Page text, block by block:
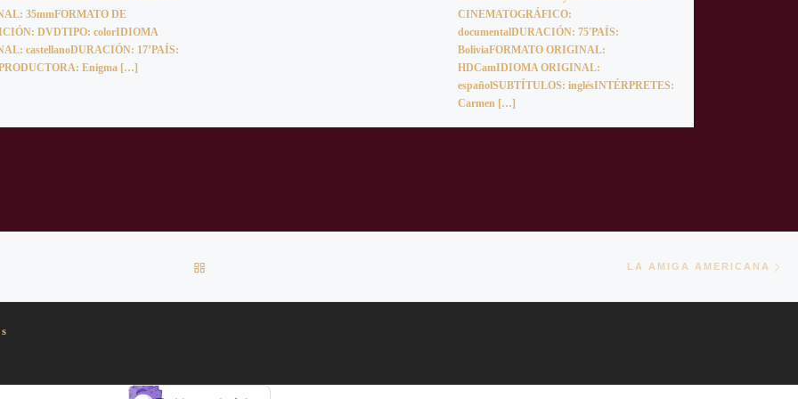
35mmFORMATO DE
DVDTIPO: colorIDIOMA
castellanoDURACIÓN: 17’PAÍS:
Enigma […]
CINEMATOGRÁFICO:
documentalDURACIÓN: 75′PAÍS:
BoliviaFORMATO ORIGINAL:
HDCamIDIOMA ORIGINAL:
españolSUBTÍTULOS: inglésINTÉRPRETES:
Carmen […]
LA AMIGA AMERICANA